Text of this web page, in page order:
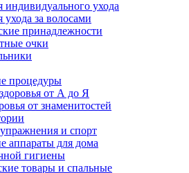
ухода
за волосами
принадлежности
очки
процедуры
от А до Я
от знаменитостей
и спорт
аппараты для дома
гигиены
товары и спальные